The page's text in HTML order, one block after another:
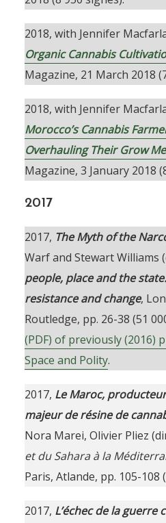
2018, with Jennifer
Organic Cannabis
Magazine, 21 March 2018
2018, with Jennifer
Morocco’s Cannabis
Overhauling Their Grow
Magazine, 3 January 2018
2017
2017, The Myth of the
Warf and Stewart Williams
people, place and the
resistance and change,
Routledge, pp. 26-38 (51
(PDF) of previously (2016)
Space and Polity.
2017, Le Maroc,
majeur de résine de
Nora Marei, Olivier Pliez
et du Sahara à la
Paris, Atlande, pp. 105-108
2017, L’échec de la guerre